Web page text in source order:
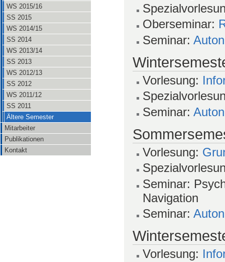
WS 2015/16
SS 2015
WS 2014/15
SS 2014
WS 2013/14
SS 2013
WS 2012/13
SS 2012
WS 2011/12
SS 2011
Ältere Semester
Mitarbeiter
Publikationen
Kontakt
Oberseminar:
Seminar:
Vorlesung:
Seminar:
Vorlesung:
Seminar:
Navigation
Seminar:
Vorlesung: